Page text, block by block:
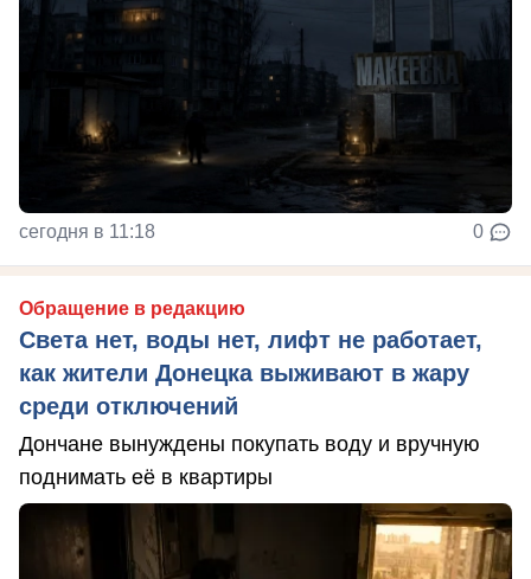
сегодня в 11:18 0
Обращение в редакцию
Света нет, воды нет, лифт не работает,
как жители Донецка выживают в жару
среди отключений
Дончане вынуждены покупать воду и вручную
поднимать её в квартиры